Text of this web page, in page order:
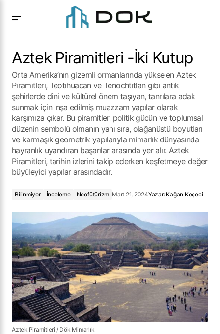
Aztek Piramitleri -İki Kutup
Orta Amerika’nın gizemli ormanlarında yükselen Aztek
Piramitleri, Teotihuacan ve Tenochtitlan gibi antik
şehirlerde dini ve kültürel önem taşıyan, tanrılara adak
sunmak için inşa edilmiş muazzam yapılar olarak
karşımıza çıkar. Bu piramitler, politik gücün ve toplumsal
düzenin sembolü olmanın yanı sıra, olağanüstü boyutları
ve karmaşık geometrik yapılarıyla mimarlık dünyasında
hayranlık uyandıran başarılar arasında yer alır. Aztek
Piramitleri, tarihin izlerini takip ederken keşfetmeye değer
büyüleyici yapılar arasındadır.
Bilinmiyor İnceleme Neofütürizm Mart 21, 2024Yazar: Kağan Keçeci
Aztek Piramitleri / Dök Mimarlık